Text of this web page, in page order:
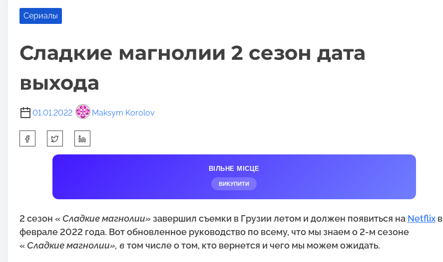
Сериалы
Сладкие магнолии 2 сезон дата
выхода
01.01.2022 Maksym Korolov
h
i
s
ВІЛЬНЕ МІСЦЕ
ВИКУПИТИ
2 сезон « Сладкие магнолии» завершил съемки в Грузии летом и должен появиться на Netflixв
феврале 2022 года. Вот обновленное руководство по всему, что мы знаем о 2-м сезоне
« Сладкие магнолии», в том числе о том, кто вернется и чего мы можем ожидать.